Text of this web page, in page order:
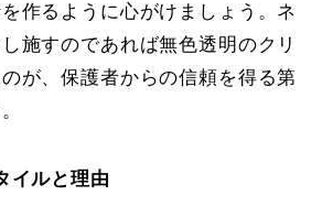
作るように心がけましょう。ネ
施すのであれば無色透明のクリ
が、保護者からの信頼を得る第
イルと理由